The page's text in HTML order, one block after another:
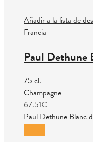
Añadir a la lista de
Francia
Paul Dethune
75 cl.
Champagne
67.51€
Paul Dethune Blanc